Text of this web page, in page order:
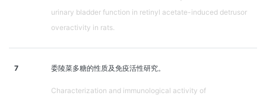
urinary bladder function in retinyl acetate-induced detrusor
overactivity in rats.
7 委陵菜多糖的性质及免疫活性研究。
Characterization and immunological activity of